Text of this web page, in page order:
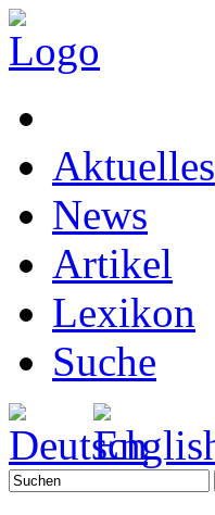
Aktuelles
News
Artikel
Lexikon
Suche